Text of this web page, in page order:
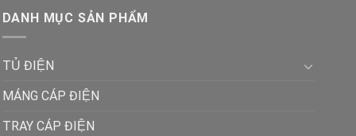
DANH MỤC SẢN PHẨM
TỦ ĐIỆN
MÁNG CÁP ĐIỆN
TRAY CÁP ĐIỆN